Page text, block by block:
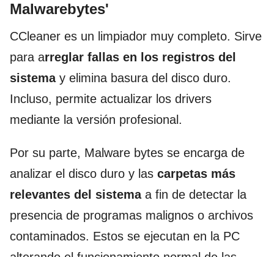
Malwarebytes'
CCleaner es un limpiador muy completo. Sirve
para arreglar fallas en los registros del
sistema y elimina basura del disco duro.
Incluso, permite actualizar los drivers
mediante la versión profesional.
Por su parte, Malware bytes se encarga de
analizar el disco duro y las carpetas más
relevantes del sistemaa fin de detectar la
presencia de programas malignos o archivos
contaminados. Estos se ejecutan en la PC